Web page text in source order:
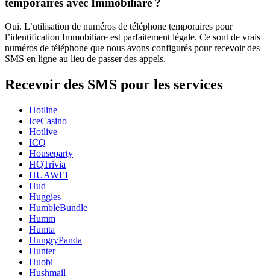
temporaires avec Immobiliare ?
Oui. L’utilisation de numéros de téléphone temporaires pour
l’identification Immobiliare est parfaitement légale. Ce sont de vrais
numéros de téléphone que nous avons configurés pour recevoir des
SMS en ligne au lieu de passer des appels.
Recevoir des SMS pour les services
Hotline
IceCasino
Hotlive
ICQ
Houseparty
HQTrivia
HUAWEI
Hud
Huggies
HumbleBundle
Humm
Humta
HungryPanda
Hunter
Huobi
Hushmail